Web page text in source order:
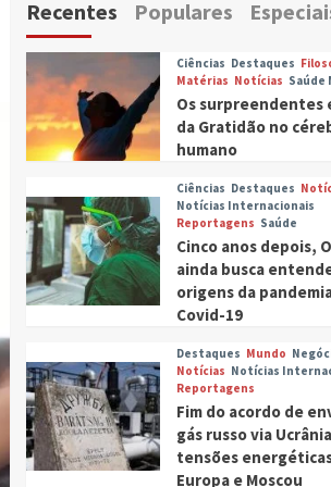
Recentes Populares
Ciências Destaques
Matérias Notícias Saúde
Os
da Gratidão no
humano
Ciências Destaques
Notícias Internacionais
Reportagens Saúde
Cinco anos depois,
ainda busca
origens da
Covid-19
Destaques Mundo
Notícias Notícias
Reportagens
Fim do acordo de
gás russo via
tensões
Europa e Moscou